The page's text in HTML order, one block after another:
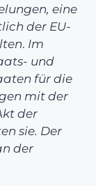
eine
der EU-
. Im
und
für die
mit der
der
sie. Der
der